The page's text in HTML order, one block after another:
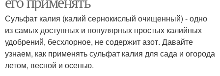
Сульфат калия (калий сернокислый очищенный) - одно
из самых доступных и популярных простых калийных
удобрений, бесхлорное, не содержит азот. Давайте
узнаем, как применять сульфат калия для сада и огорода
летом, весной и осенью.